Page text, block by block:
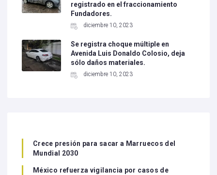
registrado en el fraccionamiento
Fundadores.
diciembre 10, 2023
Se registra choque múltiple en
Avenida Luis Donaldo Colosio, deja
sólo daños materiales.
diciembre 10, 2023
Crece presión para sacar a Marruecos del
Mundial 2030
México refuerza vigilancia por casos de